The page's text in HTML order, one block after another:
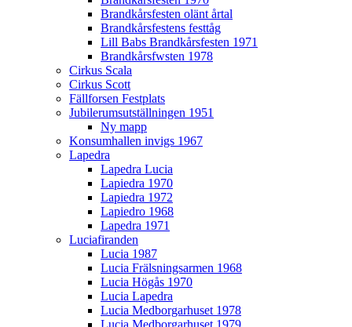
Brandkårsfesten olänt årtal
Brandkårsfestens festtåg
Lill Babs Brandkårsfesten 1971
Brandkårsfwsten 1978
Cirkus Scala
Cirkus Scott
Fällforsen Festplats
Jubilerumsutställningen 1951
Ny mapp
Konsumhallen invigs 1967
Lapedra
Lapedra Lucia
Lapiedra 1970
Lapiedra 1972
Lapiedro 1968
Lapedra 1971
Luciafiranden
Lucia 1987
Lucia Frälsningsarmen 1968
Lucia Högås 1970
Lucia Lapedra
Lucia Medborgarhuset 1978
Lucia Medborgarhuset 1979